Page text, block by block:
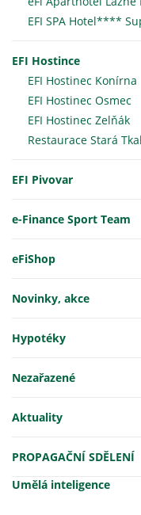
EFI SPA Hotel****
EFI Hostince
EFI Hostinec Konírna
EFI Hostinec Osmec
EFI Hostinec Zelňák
Restaurace Stará
EFI Pivovar
e-Finance Sport Team
eFiShop
Novinky, akce
Hypotéky
Nezařazené
Aktuality
PROPAGAČNÍ SDĚLENÍ
Umělá inteligence